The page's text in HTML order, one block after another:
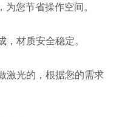
您节省操作空间。
材质安全稳定。
光的，根据您的需求